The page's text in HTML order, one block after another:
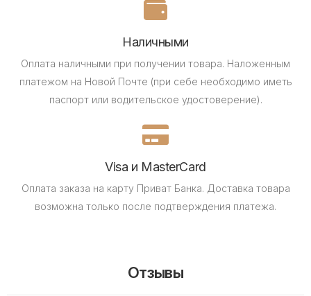
Наличными
Оплата наличными при получении товара. Наложенным
платежом на Новой Почте (при себе необходимо иметь
паспорт или водительское удостоверение).
Visa и MasterCard
Оплата заказа на карту Приват Банка. Доставка товара
возможна только после подтверждения платежа.
Отзывы